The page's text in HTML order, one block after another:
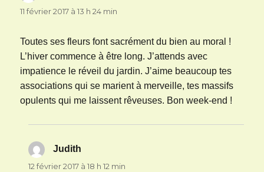
11 février 2017 à 13 h 24 min
Toutes ses fleurs font sacrément du bien au moral !
L’hiver commence à être long. J’attends avec
impatience le réveil du jardin. J’aime beaucoup tes
associations qui se marient à merveille, tes massifs
opulents qui me laissent rêveuses. Bon week-end !
Judith
12 février 2017 à 18 h 12 min